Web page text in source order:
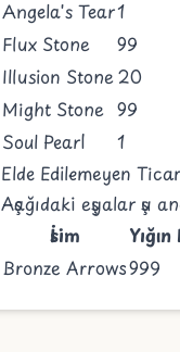
Angela's Tear1
Flux Stone
99
Illusion Stone20
Might Stone 99
Soul Pearl
1
Elde Edilemeyen
Aşağıdaki eşyalar
İsim
Bronze Arrows999